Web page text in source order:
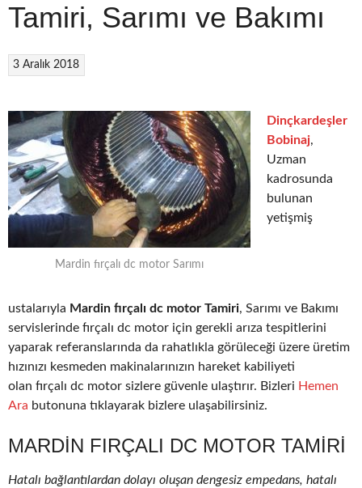
Tamiri, Sarımı ve Bakımı
3 Aralık 2018
Mardin fırçalı dc motor Sarımı
Dinçkardeşler
Bobinaj,
Uzman
kadrosunda
bulunan
yetişmiş
ustalarıyla Mardin fırçalı dc motor Tamiri, Sarımı ve Bakımı
servislerinde fırçalı dc motor için gerekli arıza tespitlerini
yaparak referanslarında da rahatlıkla görüleceği üzere üretim
hızınızı kesmeden makinalarınızın hareket kabiliyeti
olan fırçalı dc motor sizlere güvenle ulaştırır. Bizleri Hemen
Ara butonuna tıklayarak bizlere ulaşabilirsiniz.
MARDIN FIRÇALI DC MOTOR TAMIRI
Hatalı bağlantılardan dolayı oluşan dengesiz empedans, hatalı